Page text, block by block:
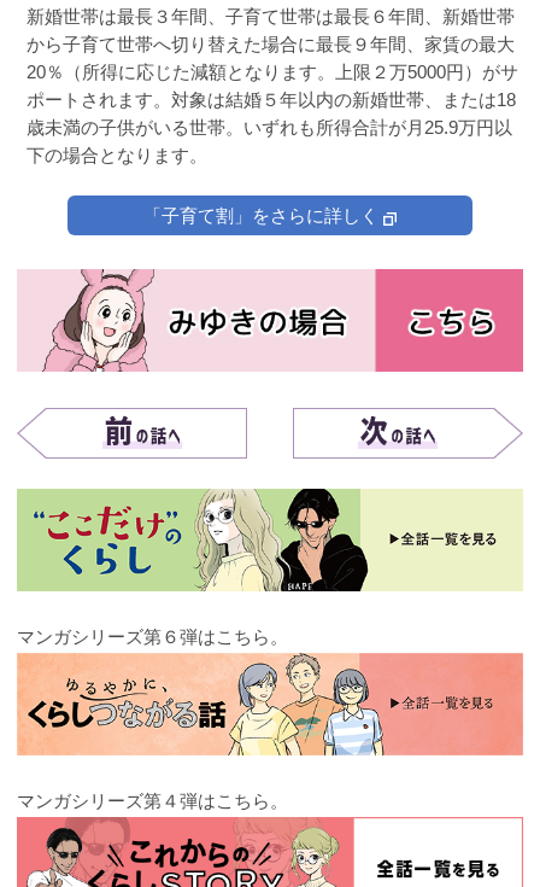
新婚世帯は最長３年間、子育て世帯は最長６年間、新婚世帯
から子育て世帯へ切り替えた場合に最長９年間、家賃の最大
20％（所得に応じた減額となります。上限２万5000円）がサ
ポートされます。対象は結婚５年以内の新婚世帯、または18
歳未満の子供がいる世帯。いずれも所得合計が月25.9万円以
下の場合となります。
「子育て割」をさらに詳しく
マンガシリーズ第６弾はこちら。
マンガシリーズ第４弾はこちら。